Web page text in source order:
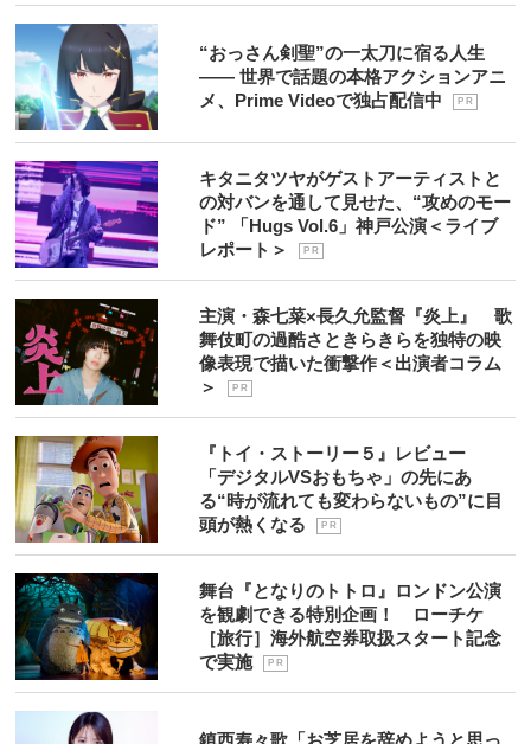
“おっさん剣聖”の一太刀に宿る人生
―― 世界で話題の本格アクションアニ
メ、Prime Videoで独占配信中
P R
キタニタツヤがゲストアーティストと
の対バンを通して見せた、“攻めのモー
ド” 「Hugs Vol.6」神戸公演＜ライブ
レポート＞
P R
主演・森七菜×長久允監督『炎上』 歌
舞伎町の過酷さときらきらを独特の映
像表現で描いた衝撃作＜出演者コラム
＞
P R
『トイ・ストーリー５』レビュー
「デジタルVSおもちゃ」の先にあ
る“時が流れても変わらないもの”に目
頭が熱くなる
P R
舞台『となりのトトロ』ロンドン公演
を観劇できる特別企画！ ローチケ
［旅行］海外航空券取扱スタート記念
で実施
P R
鎮西寿々歌「お芝居を辞めようと思っ